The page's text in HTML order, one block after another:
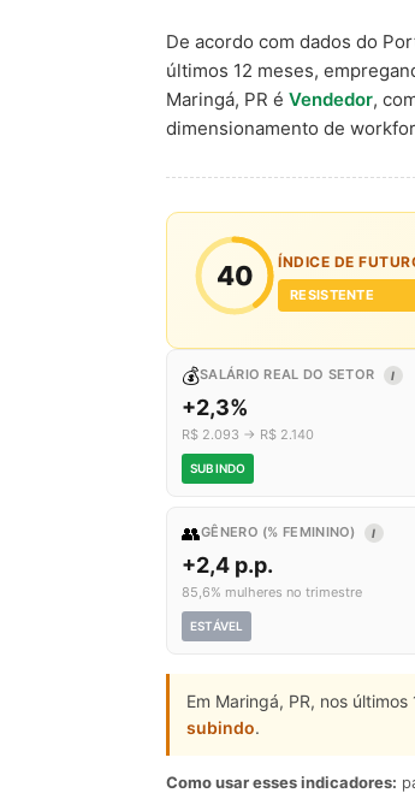
De acordo com dados do
últimos 12 meses,
Maringá, PR é Vendedor,
dimensionamento de
40 ÍNDICE DE
RESISTENTE
💰SALÁRIO REAL DO SETOR I
+2,3%
R$ 2.093 → R$ 2.140
SUBINDO
👥GÊNERO (% FEMININO) I
+2,4 p.p.
85,6% mulheres no trimestre
ESTÁVEL
Em Maringá, PR, nos
subindo.
Como usar esses indicadores: